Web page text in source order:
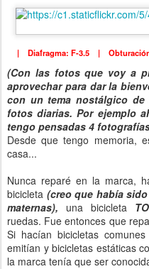
| Diafragma: F-3.5 |
(Con las fotos que voy a
aprovechar para dar la
con un tema nostálgico de
fotos diarias. Por ejemplo
tengo pensadas 4
Desde que tengo memoria,
casa...
Nunca reparé en la marca,
bicicleta (creo que había
maternas), una bicicleta
ruedas. Fue entonces que
Si hacían bicicletas
emitían y bicicletas estáticas
la marca tenía que ser